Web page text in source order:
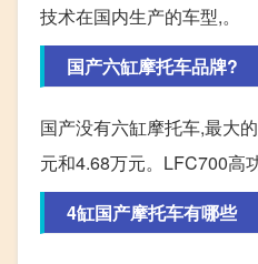
技术在国内生产的车型,。
国产六缸摩托车品牌?
国产没有六缸摩托车,最大
元和4.68万元。LFC700高
4缸国产摩托车有哪些